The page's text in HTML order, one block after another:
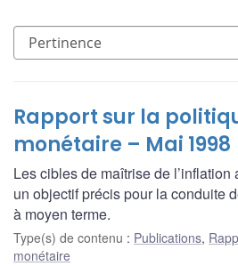
Rapport sur la
monétaire – Mai 1998
Les cibles de maîtrise de
un objectif précis pour la conduite
à moyen terme.
Type(s) de contenu : Publications,
monétaire